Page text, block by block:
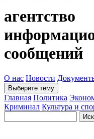
агентство
сообщений
О нас Новости
Выберите тему
Главная Политика
Криминал Культура и